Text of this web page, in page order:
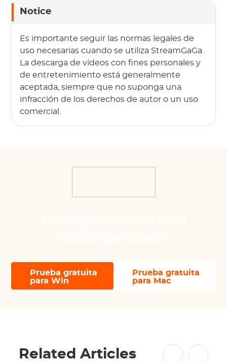
Notice
Es importante seguir las normas legales de
uso necesarias cuando se utiliza StreamGaGa.
La descarga de vídeos con fines personales y
de entretenimiento está generalmente
aceptada, siempre que no suponga una
infracción de los derechos de autor o un uso
comercial.
Prueba gratuita
para Win
Prueba gratuita
para Mac
Related Articles